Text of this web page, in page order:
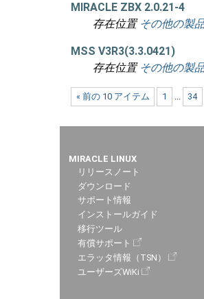
MIRACLE ZBX 2.0.21-4
存在位置 その他の製
MSS V3R3(3.3.0421)
存在位置 その他の製
« 前の 10 アイテム 1 ... 34
MIRACLE LINUX
リリースノート
ダウンロード
サポート情報
インストールガイド
移行ツール
有償サポート
エラッタ情報（TSN）
ユーザーズWiKi